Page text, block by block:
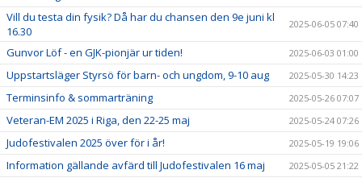
Vill du testa din fysik? Då har du chansen den 9e juni kl
16.30
2025-06-05 07:40
Gunvor Löf - en GJK-pionjär ur tiden! 2025-06-03 01:00
Uppstartsläger Styrsö för barn- och ungdom, 9-10 aug 2025-05-30 14:23
Terminsinfo & sommarträning 2025-05-26 07:07
Veteran-EM 2025 i Riga, den 22-25 maj 2025-05-24 07:26
Judofestivalen 2025 över för i år! 2025-05-19 19:06
Information gällande avfärd till Judofestivalen 16 maj 2025-05-05 21:22